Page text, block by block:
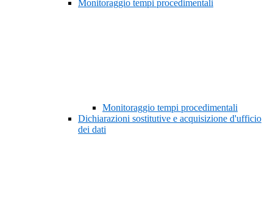
Monitoraggio tempi procedimentali
Monitoraggio tempi procedimentali
Dichiarazioni sostitutive e acquisizione d'ufficio
dei dati